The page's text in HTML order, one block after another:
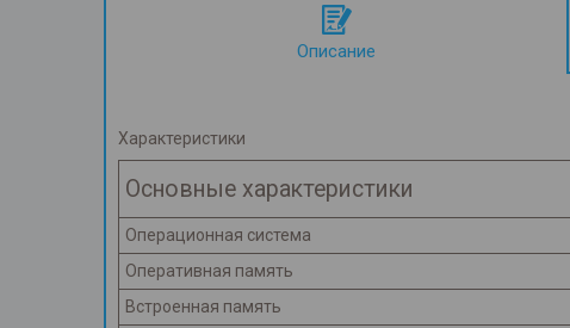
Описание
Характеристики
Основные характеристики
Операционная система
Оперативная память
Встроенная память